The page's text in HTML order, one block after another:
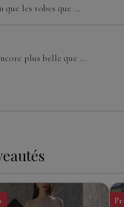
les robes que ...
plus belle que ...